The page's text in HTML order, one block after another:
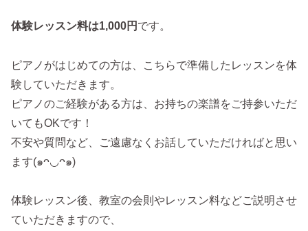
体験レッスン料は1,000円 です。
ピアノがはじめての方は、こちらで準備したレッスンを体
験していただきます。
ピアノのご経験がある方は、お持ちの楽譜をご持参いただ
いてもOKです！
不安や質問など、ご遠慮なくお話していただければと思い
ます(๑ᴖ◡ᴖ๑)
体験レッスン後、教室の会則やレッスン料などご説明させ
ていただきますので、